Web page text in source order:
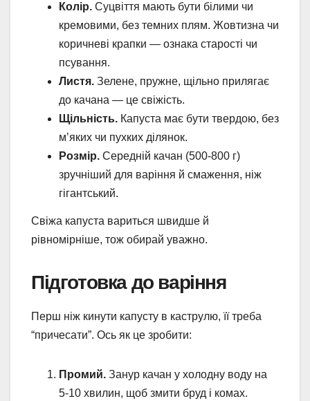
Колір. Суцвіття мають бути білими чи
кремовими, без темних плям. Жовтизна чи
коричневі крапки — ознака старості чи
псування.
Листя. Зелене, пружне, щільно прилягає
до качана — це свіжість.
Щільність. Капуста має бути твердою, без
м’яких чи пухких ділянок.
Розмір. Середній качан (500-800 г)
зручніший для варіння й смаження, ніж
гігантський.
Свіжа капуста вариться швидше й
рівномірніше, тож обирай уважно.
Підготовка до варіння
Перш ніж кинути капусту в каструлю, її треба
“причесати”. Ось як це зробити:
Промий. Занур качан у холодну воду на
5-10 хвилин, щоб змити бруд і комах.